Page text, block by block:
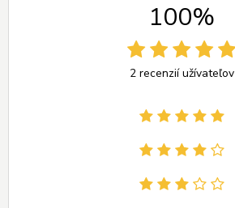
100%
2 recenzií užívateľov